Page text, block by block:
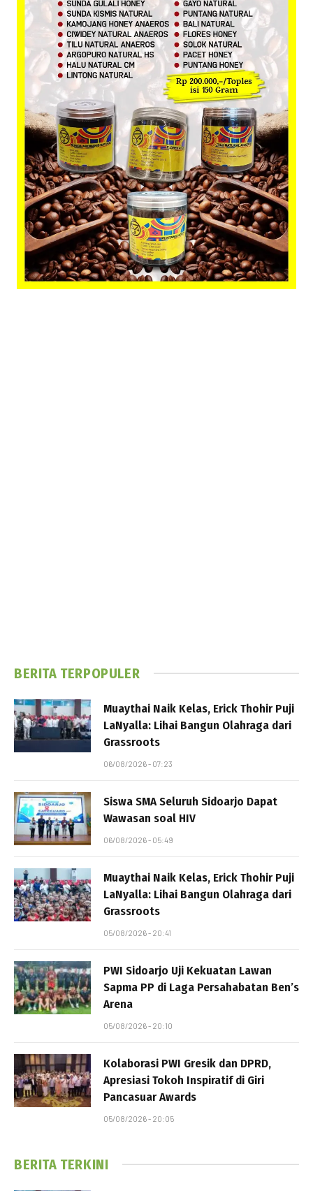
BERITA TERPOPULER
Muaythai Naik Kelas, Erick Thohir Puji
LaNyalla: Lihai Bangun Olahraga dari
Grassroots
06/08/2026 - 07:23
Siswa SMA Seluruh Sidoarjo Dapat
Wawasan soal HIV
06/08/2026 - 05:49
Muaythai Naik Kelas, Erick Thohir Puji
LaNyalla: Lihai Bangun Olahraga dari
Grassroots
05/08/2026 - 20:41
PWI Sidoarjo Uji Kekuatan Lawan
Sapma PP di Laga Persahabatan Ben’s
Arena
05/08/2026 - 20:10
Kolaborasi PWI Gresik dan DPRD,
Apresiasi Tokoh Inspiratif di Giri
Pancasuar Awards
05/08/2026 - 20:05
BERITA TERKINI